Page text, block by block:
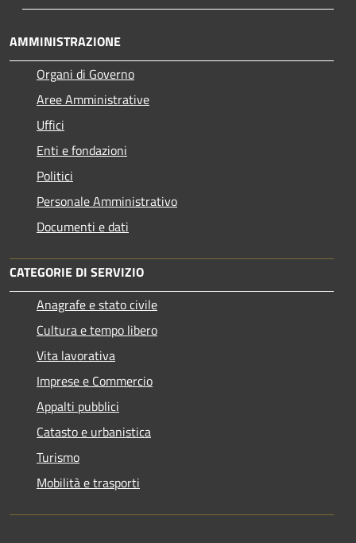
AMMINISTRAZIONE
Organi di Governo
Aree Amministrative
Uffici
Enti e fondazioni
Politici
Personale Amministrativo
Documenti e dati
CATEGORIE DI SERVIZIO
Anagrafe e stato civile
Cultura e tempo libero
Vita lavorativa
Imprese e Commercio
Appalti pubblici
Catasto e urbanistica
Turismo
Mobilità e trasporti